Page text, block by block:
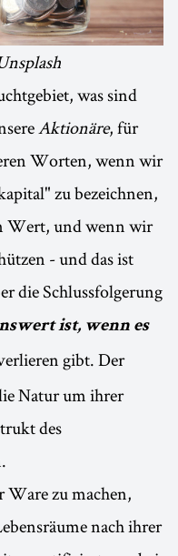
was sind
Aktionäre, für
Worten, wenn wir
zu bezeichnen,
Wert, und wenn wir
- und das ist
die Schlussfolgerung
ist, wenn es
gibt. Der
Natur um ihrer
des
Ware zu machen,
nach ihrer